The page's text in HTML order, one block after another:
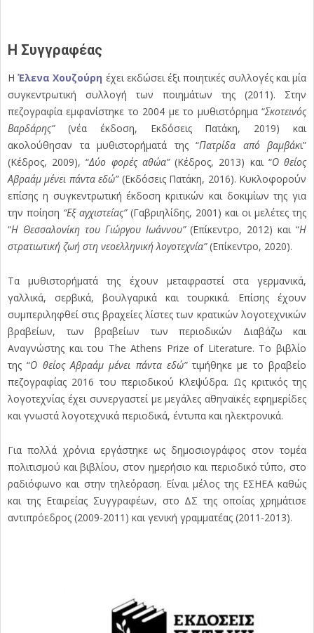
Η Συγγραφέας
ΗΈλενα Χουζούρη έχει εκδώσει έξι ποιητικές συλλογές και µία
συγκεντρωτική συλλογή των ποιηµάτων της (2011). Στην
πεζογραφία εµφανίστηκε το 2004 µε το µυθιστόρηµα “Σκοτεινός
Βαρδάρης”(νέα έκδοση, Εκδόσεις Πατάκη, 2019) και
ακολούθησαν τα µυθιστορήµατά της “Πατρίδα από βαµβάκι”
(Κέδρος, 2009), “Δύο φορές αθώα”(Κέδρος, 2013) και “Ο θείος
Αβραάµ µένει πάντα εδώ”(Εκδόσεις Πατάκη, 2016). Κυκλοφορούν
επίσης η συγκεντρωτική έκδοση κριτικών και δοκιµίων της για
την ποίηση “Εξ αγχιστείας”(Γαβριηλίδης, 2001) και οι µελέτες της
“Η Θεσσαλονίκη του Γιώργου Ιωάννου”(Επίκεντρο, 2012) και “Η
στρατιωτική ζωή στη νεοελληνική λογοτεχνία”(Επίκεντρο, 2020).
Τα µυθιστορήµατά της έχουν µεταφραστεί στα γερµανικά,
γαλλικά, σερβικά, βουλγαρικά και τουρκικά. Επίσης έχουν
συµπεριληφθεί στις βραχείες λίστες των κρατικών λογοτεχνικών
βραβείων, των βραβείων των περιοδικών Διαβάζω και
Αναγνώστης και του The Athens Prize of Literature. Το βιβλίο
της “Ο θείος Αβραάµ µένει πάντα εδώ”τιµήθηκε µε το βραβείο
πεζογραφίας 2016 του περιοδικού Κλεψύδρα. Ως κριτικός της
λογοτεχνίας έχει συνεργαστεί µε µεγάλες αθηναϊκές εφηµερίδες
και γνωστά λογοτεχνικά περιοδικά, έντυπα και ηλεκτρονικά.
Για πολλά χρόνια εργάστηκε ως δηµοσιογράφος στον τοµέα
πολιτισµού και βιβλίου, στον ηµερήσιο και περιοδικό τύπο, στο
ραδιόφωνο και στην τηλεόραση. Είναι µέλος της ΕΣΗΕΑ καθώς
και της Εταιρείας Συγγραφέων, στο ΔΣ της οποίας χρηµάτισε
αντιπρόεδρος (2009-2011) και γενική γραµµατέας (2011-2013).